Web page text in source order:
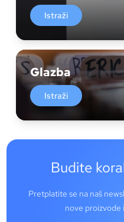
Istraži
Glazba
Istraži
Budite
Pretplatite se na naš
nove proizvode